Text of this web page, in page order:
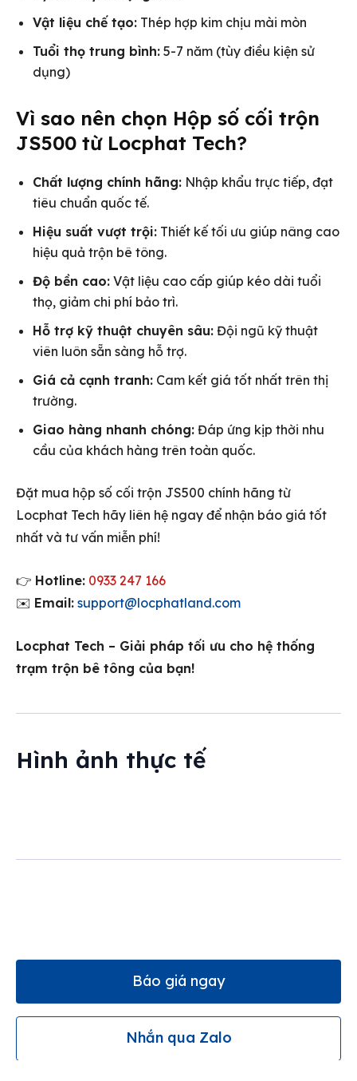
Vật liệu chế tạo: Thép hợp kim chịu mài mòn
Tuổi thọ trung bình: 5-7 năm (tùy điều kiện sử
dụng)
Vì sao nên chọn Hộp số cối trộn
JS500 từ Locphat Tech?
Chất lượng chính hãng: Nhập khẩu trực tiếp, đạt
tiêu chuẩn quốc tế.
Hiệu suất vượt trội: Thiết kế tối ưu giúp nâng cao
hiệu quả trộn bê tông.
Độ bền cao: Vật liệu cao cấp giúp kéo dài tuổi
thọ, giảm chi phí bảo trì.
Hỗ trợ kỹ thuật chuyên sâu: Đội ngũ kỹ thuật
viên luôn sẵn sàng hỗ trợ.
Giá cả cạnh tranh: Cam kết giá tốt nhất trên thị
trường.
Giao hàng nhanh chóng: Đáp ứng kịp thời nhu
cầu của khách hàng trên toàn quốc.
Đặt mua hộp số cối trộn JS500 chính hãng từ
Locphat Tech hãy liên hệ ngay để nhận báo giá tốt
nhất và tư vấn miễn phí!
👉 Hotline: 0933 247 166
✉️ Email: support@locphatland.com
Locphat Tech – Giải pháp tối ưu cho hệ thống
trạm trộn bê tông của bạn!
Hình ảnh thực tế
Báo giá ngay
Nhắn qua Zalo